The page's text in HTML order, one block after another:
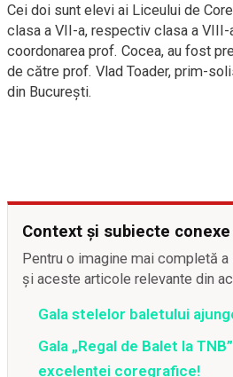
Cei doi sunt elevi ai Liceului de
clasa a VII-a, respectiv clasa a VIII-
coordonarea prof. Cocea, au fost
de către prof. Vlad Toader, prim-
din Bucureşti.
Context și subiecte conexe
Pentru o imagine mai completă
și aceste articole relevante din
Gala stelelor baletului
Gala „Regal de Balet la
excelenței coregrafice!